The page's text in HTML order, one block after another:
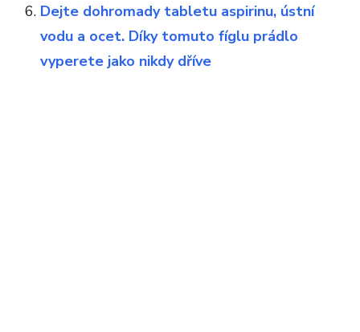
Dejte dohromady tabletu aspirinu, ústní
vodu a ocet. Díky tomuto fíglu prádlo
vyperete jako nikdy dříve